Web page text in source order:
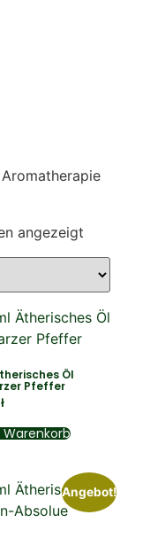
angezeigt
Öl
Pfeffer
Warenkorb
Angebot!